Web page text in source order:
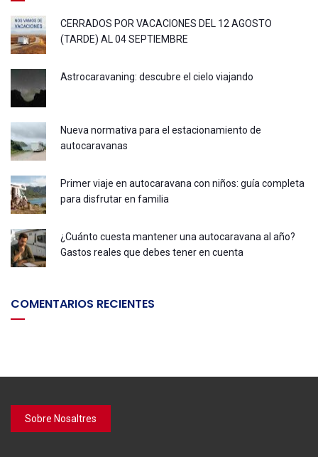
CERRADOS POR VACACIONES DEL 12 AGOSTO
(TARDE) AL 04 SEPTIEMBRE
Astrocaravaning: descubre el cielo viajando
Nueva normativa para el estacionamiento de
autocaravanas
Primer viaje en autocaravana con niños: guía completa
para disfrutar en familia
¿Cuánto cuesta mantener una autocaravana al año?
Gastos reales que debes tener en cuenta
COMENTARIOS RECIENTES
Sobre Nosaltres